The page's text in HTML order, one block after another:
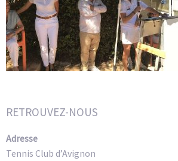
RETROUVEZ-NOUS
Adresse
Tennis Club d’Avignon